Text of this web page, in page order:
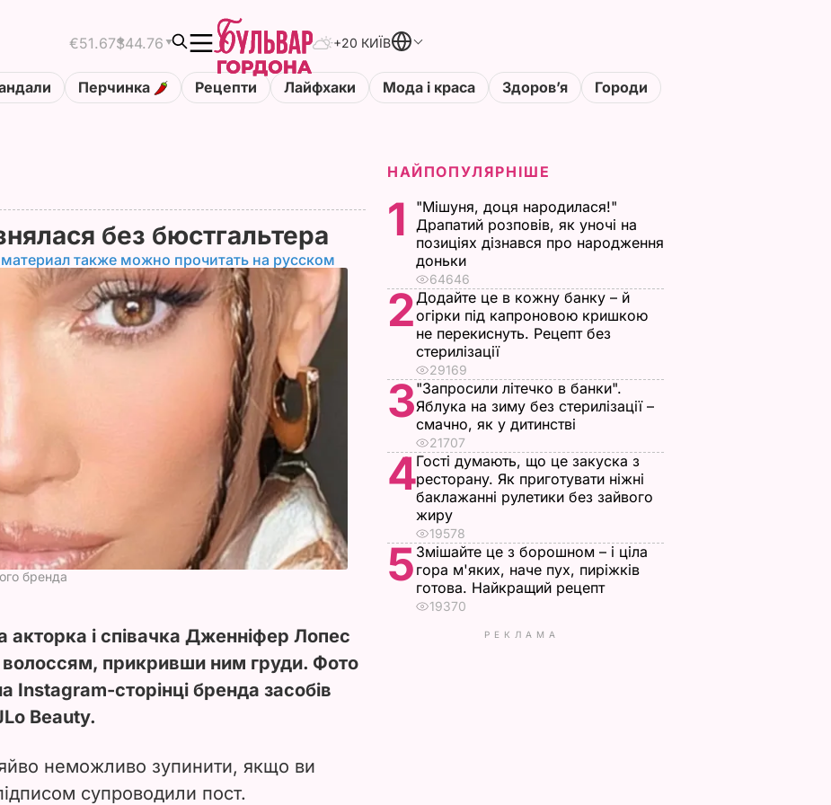
€51.67$44.76 +20 КИЇВ
Перчинка Рецепти Лайфхаки Мода і краса Здоровʼя Городи
без бюстгальтера
также можно прочитать на русском
бренда
акторка і співачка Дженніфер Лопес
прикривши ним груди. Фото
Instagram-сторінці бренда засобів
Beauty.
неможливо зупинити, якщо ви
супроводили пост.
НАЙПОПУЛЯРНІШЕ
1
"Мішуня, доця народилася!"
Драпатий розповів, як уночі на
позиціях дізнався про народження
доньки
64646
2Додайте це в кожну банку – й
огірки під капроновою кришкою
не перекиснуть. Рецепт без
стерилізації
29169
3"Запросили літечко в банки".
Яблука на зиму без стерилізації –
смачно, як у дитинстві
21707
4Гості думають, що це закуска з
ресторану. Як приготувати ніжні
баклажанні рулетики без зайвого
жиру
19578
5 Змішайте це з борошном – і ціла
гора м'яких, наче пух, пиріжків
готова. Найкращий рецепт
19370
РЕКЛАМА